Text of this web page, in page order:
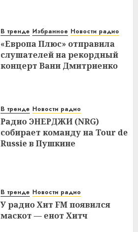
В тренде Избранное Новости радио
«Европа Плюс» отправила
слушателей на рекордный
концерт Вани Дмитриенко
В тренде Новости радио
Радио ЭНЕРДЖИ (NRG)
собирает команду на Tour de
Russie в Пушкине
В тренде Новости радио
У радио Хит FM появился
маскот — енот Хитч